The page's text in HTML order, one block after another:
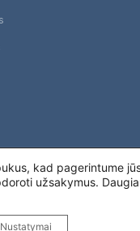
Visos teisės saugomos.
kad pagerintume
užsakymus.
Nustatymai